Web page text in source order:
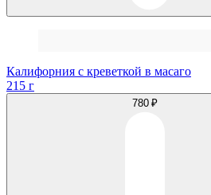
Калифорния с креветкой в масаго
215 г
780 ₽